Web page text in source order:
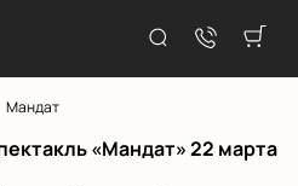
Мандат
«Мандат» 22 марта